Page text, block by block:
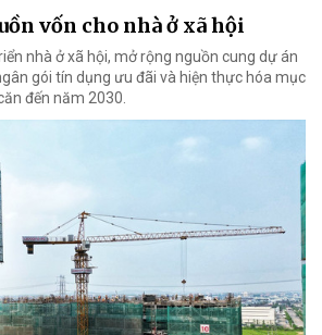
vốn cho nhà ở xã hội
nhà ở xã hội, mở rộng nguồn cung dự án
gói tín dụng ưu đãi và hiện thực hóa mục
đến năm 2030.